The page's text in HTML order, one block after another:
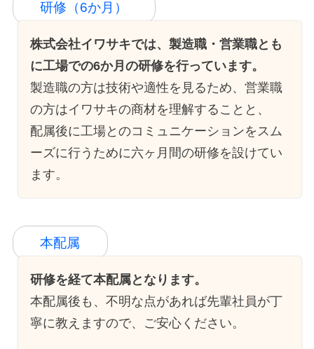
研修（6か月）
株式会社イワサキでは、製造職・営業職とも
に工場での6か月の研修を行っています。
製造職の方は技術や適性を見るため、営業職
の方はイワサキの商材を理解することと、
配属後に工場とのコミュニケーションをスム
ーズに行うために六ヶ月間の研修を設けてい
ます。
本配属
研修を経て本配属となります。
本配属後も、不明な点があれば先輩社員が丁
寧に教えますので、ご安心ください。